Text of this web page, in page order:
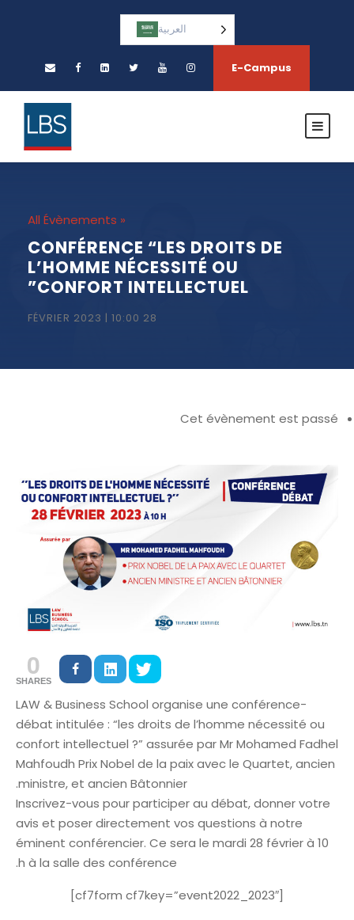
العربية‏
E-Campus
« All Évènements
CONFÉRENCE “LES DROITS DE
L’HOMME NÉCESSITÉ OU
CONFORT INTELLECTUEL”
28 FÉVRIER 2023 | 10:00
Cet évènement est passé
0
SHARES
LAW & Business School organise une conférence-
débat intitulée : “les droits de l’homme nécessité ou
confort intellectuel ?” assurée par Mr Mohamed Fadhel
Mahfoudh Prix Nobel de la paix avec le Quartet, ancien
ministre, et ancien Bâtonnier.
Inscrivez-vous pour participer au débat, donner votre
avis et poser directement vos questions à notre
éminent conférencier. Ce sera le mardi 28 février à 10
h à la salle des conférence.
[cf7form cf7key=”event2022_2023″]